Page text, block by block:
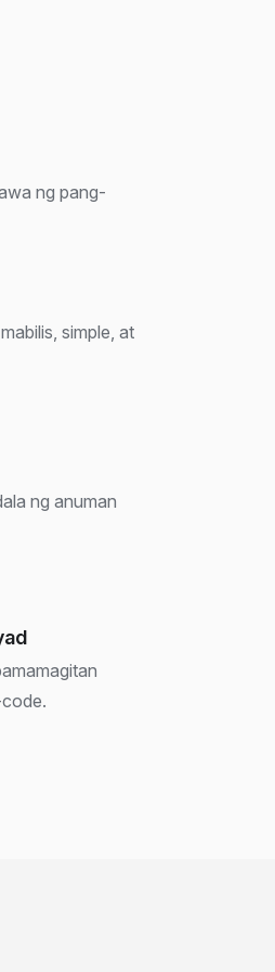
ng pang-
simple, at
ng anuman